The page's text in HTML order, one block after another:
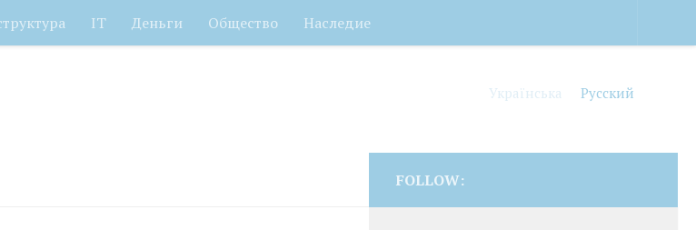
IT Деньги Общество Наследие
Українська Русский
FOLLOW: